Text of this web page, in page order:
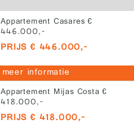
Appartement Casares €
446.000,-
PRIJS € 446.000,-
meer informatie
Appartement Mijas Costa €
418.000,-
PRIJS € 418.000,-